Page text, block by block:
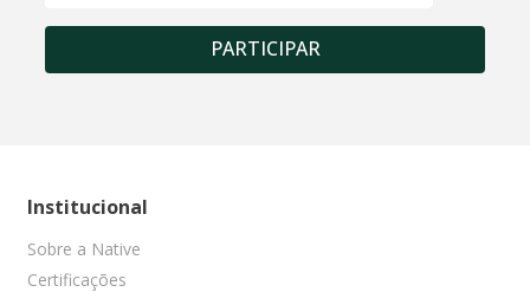
PARTICIPAR
Institucional
Sobre a Native
Certificações